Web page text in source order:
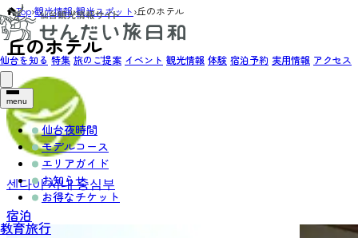
仙台を知る 特集 旅のご提案 イベント 観光情報 体験 宿泊予約 実用情報 アクセス
menu
仙台夜時間
モデルコース
エリアガイド
お知らせ
お得なチケット
教育旅行
Top›観光情報›観光スポット›丘のホテル
丘のホテル
센다이 시내 중심부
宿泊